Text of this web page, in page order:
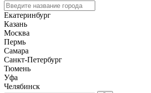
Екатеринбург
Казань
Москва
Пермь
Самара
Санкт-Петербург
Тюмень
Уфа
Челябинск